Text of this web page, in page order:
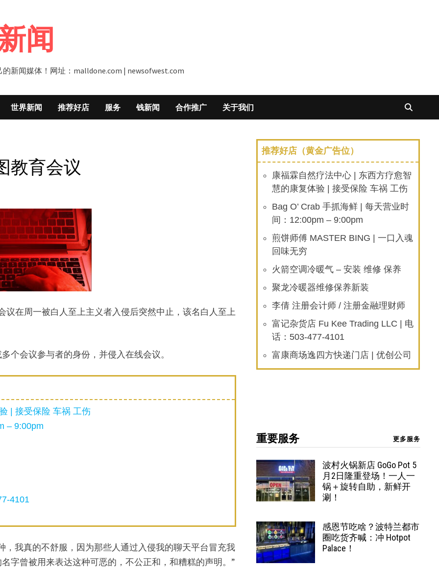
闻
新闻媒体！网址：malldone.com | newsofwest.com
世界新闻 推荐好店 服务 钱新闻 合作推广 关于我们
教育会议
议在周一被白人至上主义者入侵后突然中止，该名白人至上
个会议参与者的身份，并侵入在线会议。
| 接受保险 车祸 工伤
– 9:00pm
4101
我真的不舒服，因为那些人​​通过入侵我的聊天平台冒充我
字曾被用来表达这种可恶的，不公正和，和糟糕的声明。”
推荐好店（黄金广告位）
康福霖自然疗法中心 | 东西方疗愈智
慧的康复体验 | 接受保险 车祸 工伤
Bag O’ Crab 手抓海鲜 | 每天营业时
间：12:00pm – 9:00pm
煎饼师傅 MASTER BING | 一口入魂
回味无穷
火箭空调冷暖气 – 安装 维修 保养
聚龙冷暖器维修保养新装
李倩 注册会计师 / 注册金融理财师
富记杂货店 Fu Kee Trading LLC | 电
话：503-477-4101
富康商场逸四方快递门店 | 优创公司
重要服务 更多服务
波村火锅新店 GoGo Pot 5
月2日隆重登场！一人一
锅＋旋转自助，新鲜开
涮！
感恩节吃啥？波特兰都市
圈吃货齐喊：冲 Hotpot
Palace！